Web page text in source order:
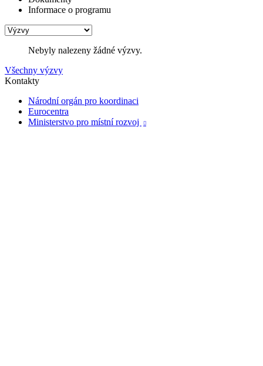
Informace o programu
Nebyly nalezeny žádné výzvy.
Všechny výzvy
Kontakty
Národní orgán pro koordinaci
Eurocentra
Ministerstvo pro místní rozvoj
